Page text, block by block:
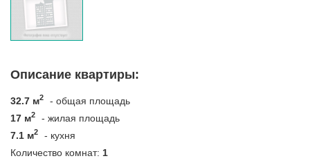
Описание квартиры:
32.7 м2
- общая площадь
17 м2
- жилая площадь
7.1 м2
- кухня
Количество комнат: 1